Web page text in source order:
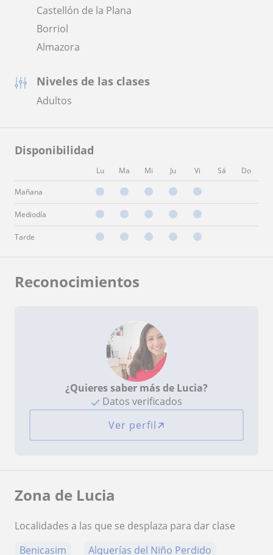
Castellón de la Plana
Borriol
Almazora
Niveles de las clases
Adultos
Disponibilidad
Lu Ma Mi Ju Vi Sá Do
Mañana
Mediodía
Tarde
Reconocimientos
¿Quieres saber más de Lucia?
Datos verificados
Ver perfil
Zona de Lucia
Localidades a las que se desplaza para dar clase
Benicasim
Alquerías del Niño Perdido